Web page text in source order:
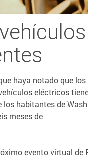
haya notado que
eléctricos
los habitantes de
meses de
evento virtual de